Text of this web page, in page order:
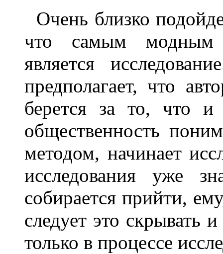
Очень близко
что самым модным
является
предполагает, что
берется за то, что
общественность
методом, начинает
исследования уже
собирается прийти,
следует это скрывать
только в процессе